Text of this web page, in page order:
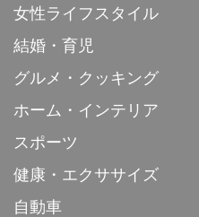
女性ライフスタイル
結婚・育児
グルメ・クッキング
ホーム・インテリア
スポーツ
健康・エクササイズ
自動車